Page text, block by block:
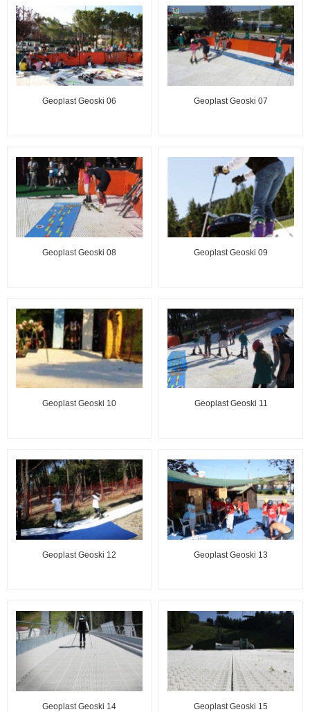
Geoplast Geoski 06 Geoplast Geoski 07
Geoplast Geoski 08 Geoplast Geoski 09
Geoplast Geoski 10 Geoplast Geoski 11
Geoplast Geoski 12 Geoplast Geoski 13
Geoplast Geoski 14 Geoplast Geoski 15